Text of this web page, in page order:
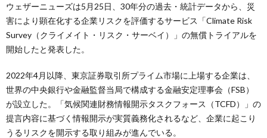
ウェザーニューズは5月25日、30年分の過去・統計データから、災
害により顕在化する企業リスクを評価するサービス「Climate Risk
Survey（クライメイト・リスク・サーベイ）」の無償トライアルを
開始したと発表した。
2022年4月以降、東京証券取引所プライム市場に上場する企業は、
世界の中央銀行や金融監督当局で構成する金融安定理事会（FSB）
が設立した。「気候関連財務情報開示タスクフォース（TCFD）」の
提言内容に基づく情報開示が実質義務化されるなど、企業に起こり
うるリスクを開示する取り組みが進んでいる。